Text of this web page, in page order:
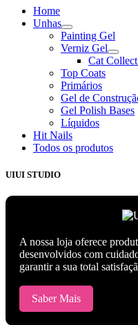
Home
Unhas
Show
sub
menu
Painting Gel
Verniz Gel
Show
sub
Cat
Top Coats
Primários
Gel de
Gel Polish Bases
Líquidos
Hit Nails
Todos os produtos
UIUI STUDIO
A nossa loja oferece
desenvolvidos com
garantir a sua total
Saber Mais